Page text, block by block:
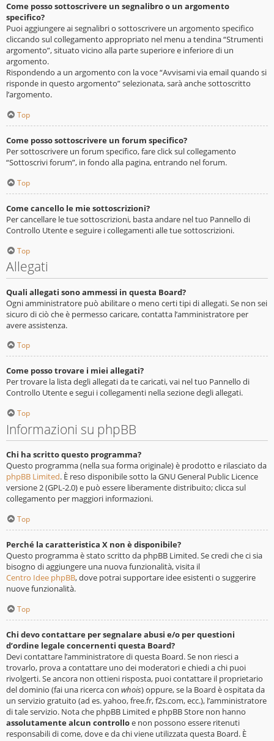
Come posso sottoscrivere un segnalibro o un argomento
specifico?
Puoi aggiungere ai segnalibri o sottoscrivere un argomento specifico
cliccando sul collegamento appropriato nel menu a tendina “Strumenti
argomento”, situato vicino alla parte superiore e inferiore di un
argomento.
Rispondendo a un argomento con la voce “Avvisami via email quando si
risponde in questo argomento” selezionata, sarà anche sottoscritto
l’argomento.
Top
Come posso sottoscrivere un forum specifico?
Per sottoscrivere un forum specifico, fare click sul collegamento
“Sottoscrivi forum”, in fondo alla pagina, entrando nel forum.
Top
Come cancello le mie sottoscrizioni?
Per cancellare le tue sottoscrizioni, basta andare nel tuo Pannello di
Controllo Utente e seguire i collegamenti alle tue sottoscrizioni.
Top
Allegati
Quali allegati sono ammessi in questa Board?
Ogni amministratore può abilitare o meno certi tipi di allegati. Se non sei
sicuro di ciò che è permesso caricare, contatta l’amministratore per
avere assistenza.
Top
Come posso trovare i miei allegati?
Per trovare la lista degli allegati da te caricati, vai nel tuo Pannello di
Controllo Utente e segui i collegamenti nella sezione degli allegati.
Top
Informazioni su phpBB
Chi ha scritto questo programma?
Questo programma (nella sua forma originale) è prodotto e rilasciato da
phpBB Limited. È reso disponibile sotto la GNU General Public Licence
versione 2 (GPL-2.0) e può essere liberamente distribuito; clicca sul
collegamento per maggiori informazioni.
Top
Perché la caratteristica X non è disponibile?
Questo programma è stato scritto da phpBB Limited. Se credi che ci sia
bisogno di aggiungere una nuova funzionalità, visita il
Centro Idee phpBB, dove potrai supportare idee esistenti o suggerire
nuove funzionalità.
Top
Chi devo contattare per segnalare abusi e/o per questioni
d’ordine legale concernenti questa Board?
Devi contattare l’amministratore di questa Board. Se non riesci a
trovarlo, prova a contattare uno dei moderatori e chiedi a chi puoi
rivolgerti. Se ancora non ottieni risposta, puoi contattare il proprietario
del dominio (fai una ricerca con whois) oppure, se la Board è ospitata da
un servizio gratuito (ad es. yahoo, free.fr, f2s.com, ecc.), l’amministratore
di tale servizio. Nota che phpBB Limited e phpBB Store non hanno
assolutamente alcun controlloe non possono essere ritenuti
responsabili di come, dove e da chi viene utilizzata questa Board. È